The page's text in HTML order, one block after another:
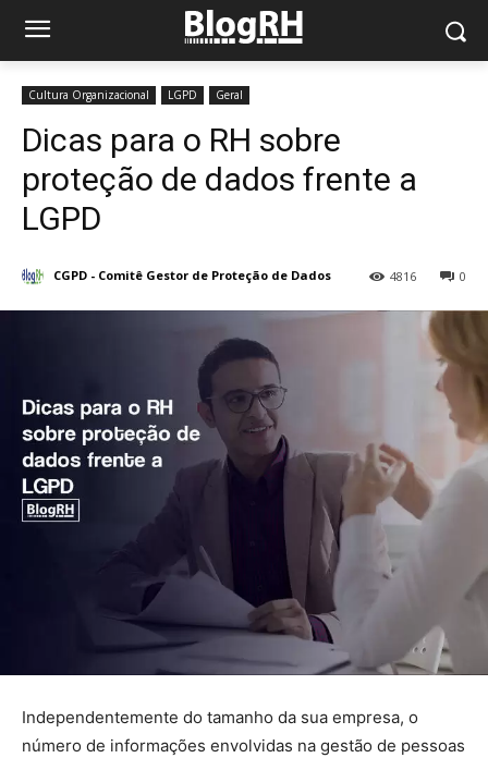
Cultura Organizacional LGPD Geral
Dicas para o RH sobre
proteção de dados frente a
LGPD
CGPD - Comitê Gestor de Proteção de Dados 0
4816
Independentemente do tamanho da sua empresa, o
número de informações envolvidas na gestão de pessoas